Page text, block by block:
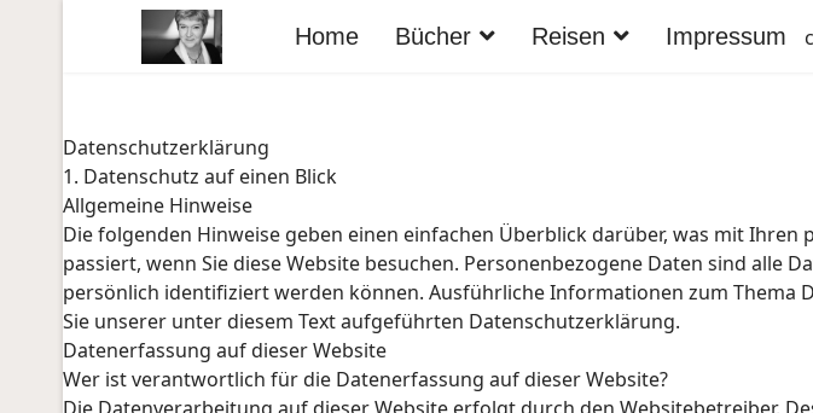
Home Bücher Reisen Impressum
Datenschutzerklärung
1. Datenschutz auf einen Blick
Allgemeine Hinweise
Die folgenden Hinweise geben einen einfachen Überblick darüber, was mit Ihren
passiert, wenn Sie diese Website besuchen. Personenbezogene Daten sind alle
persönlich identifiziert werden können. Ausführliche Informationen zum Thema
Sie unserer unter diesem Text aufgeführten Datenschutzerklärung.
Datenerfassung auf dieser Website
Wer ist verantwortlich für die Datenerfassung auf dieser Website?